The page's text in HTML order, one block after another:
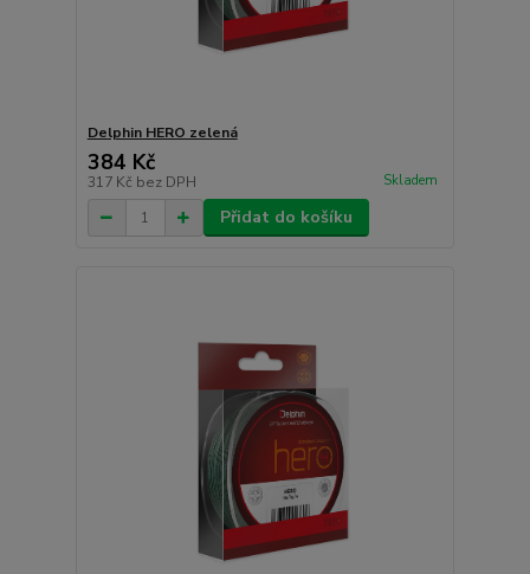
Delphin HERO zelená
384 Kč
317 Kč bez DPH Skladem
Přidat do košíku